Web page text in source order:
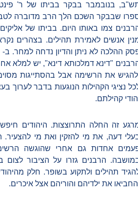
בנובמבר בבקר בביתו של ר'
שבבקר השכם הלך הרב מדוברה
צמו באותו היום. בביתו של אליקים
אנשים לאמירת תהילים. בצהרים
"דינא דמלכותא דינא", יש למלא
את הרשימה אבל בהסתייגות
נציגי הקהילות הנוגעות בדבר לערוך
קהילתם.
זה החלה התרוצצות. היהודים
דעה, את מי להזקין ואת מי להצעיר.
אחדות גם אחרי שהוגשה
הרבנים גזרו על הציבור לצום
תהילים ולתקוע בשופר. חלק
את ילדיהם והוריהם אצל איכרים.